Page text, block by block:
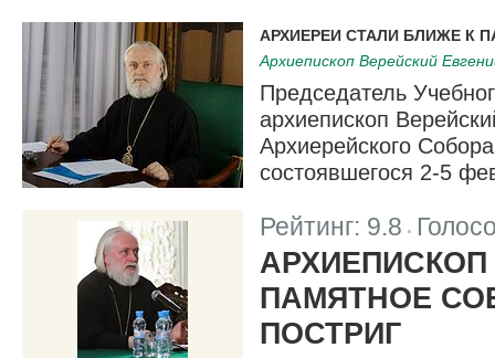
АРХИЕРЕИ СТАЛИ БЛИЖЕ К
Архиепископ Верейский
Председатель
архиепископ
Архиерейского
состоявшегося 2-5
Рейтинг: 9.8
ПАМЯТНОЕ
ПОСТРИГ